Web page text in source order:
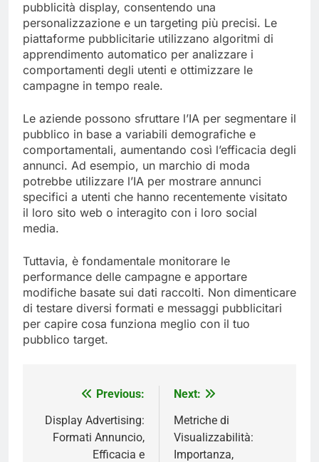
pubblicità display, consentendo una
personalizzazione e un targeting più precisi. Le
piattaforme pubblicitarie utilizzano algoritmi di
apprendimento automatico per analizzare i
comportamenti degli utenti e ottimizzare le
campagne in tempo reale.
Le aziende possono sfruttare l’IA per segmentare il
pubblico in base a variabili demografiche e
comportamentali, aumentando così l’efficacia degli
annunci. Ad esempio, un marchio di moda
potrebbe utilizzare l’IA per mostrare annunci
specifici a utenti che hanno recentemente visitato
il loro sito web o interagito con i loro social
media.
Tuttavia, è fondamentale monitorare le
performance delle campagne e apportare
modifiche basate sui dati raccolti. Non dimenticare
di testare diversi formati e messaggi pubblicitari
per capire cosa funziona meglio con il tuo
pubblico target.
navigation
Previous:
Display Advertising:
Formati Annuncio,
Efficacia e
Next:
Metriche di
Visualizzabilità:
Importanza,